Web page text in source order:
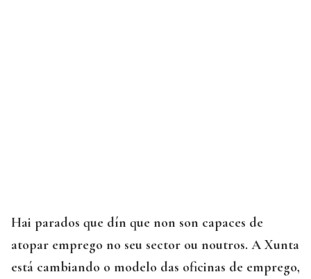
Hai parados que dín que non son capaces de
atopar emprego no seu sector ou noutros. A Xunta
está cambiando o modelo das oficinas de emprego,